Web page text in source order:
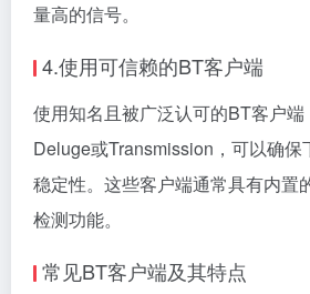
量高的信号。
4.使用可信赖的BT客户端
使用知名且被广泛认可的BT客户端
Deluge或Transmission，可以确保
稳定性。这些客户端通常具有内置
检测功能。
常见BT客户端及其特点